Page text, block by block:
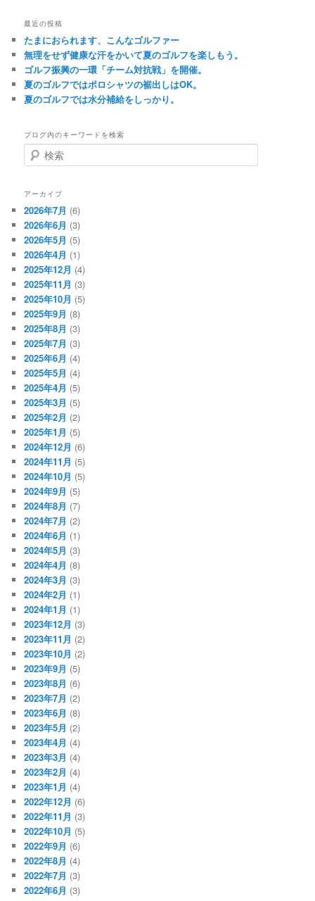
最近の投稿
たまにおられます、こんなゴルファー
無理をせず健康な汗をかいて夏のゴルフを楽しもう。
ゴルフ振興の一環「チーム対抗戦」を開催。
夏のゴルフではポロシャツの裾出しはOK。
夏のゴルフでは水分補給をしっかり。
ブログ内のキーワードを検索
検
索
アーカイブ
2026年7月 (6)
2026年6月 (3)
2026年5月 (5)
2026年4月 (1)
2025年12月 (4)
2025年11月 (3)
2025年10月 (5)
2025年9月 (8)
2025年8月 (3)
2025年7月 (3)
2025年6月 (4)
2025年5月 (4)
2025年4月 (5)
2025年3月 (5)
2025年2月 (2)
2025年1月 (5)
2024年12月 (6)
2024年11月 (5)
2024年10月 (5)
2024年9月 (5)
2024年8月 (7)
2024年7月 (2)
2024年6月 (1)
2024年5月 (3)
2024年4月 (8)
2024年3月 (3)
2024年2月 (1)
2024年1月 (1)
2023年12月 (3)
2023年11月 (2)
2023年10月 (2)
2023年9月 (5)
2023年8月 (6)
2023年7月 (2)
2023年6月 (8)
2023年5月 (2)
2023年4月 (4)
2023年3月 (4)
2023年2月 (4)
2023年1月 (4)
2022年12月 (6)
2022年11月 (3)
2022年10月 (5)
2022年9月 (6)
2022年8月 (4)
2022年7月 (3)
2022年6月 (3)